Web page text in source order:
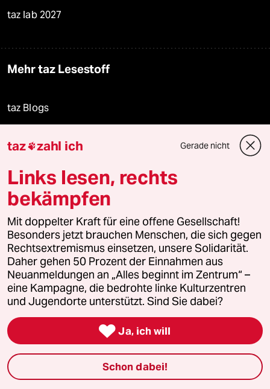
taz lab 2027
Mehr taz Lesestoff
taz Blogs
taz Archiv
Mehr taz Angebote
Reisen
Kantine
Anzeigen
taz zahl ich Gerade nicht
Links lesen, rechts
bekämpfen
Mit doppelter Kraft für eine offene Gesellschaft!
Besonders jetzt brauchen Menschen, die sich gegen
Rechtsextremismus einsetzen, unsere Solidarität.
Daher gehen 50 Prozent der Einnahmen aus
Neuanmeldungen an „Alles beginnt im Zentrum“ –
eine Kampagne, die bedrohte linke Kulturzentren
und Jugendorte unterstützt. Sind Sie dabei?
 Ja, ich will
Schon dabei!